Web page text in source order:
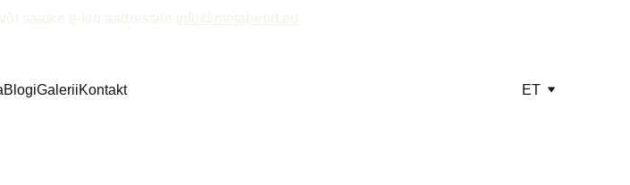
saatke e-kiri aadressile info@metabend.eu
BlogiGaleriiKontakt ET